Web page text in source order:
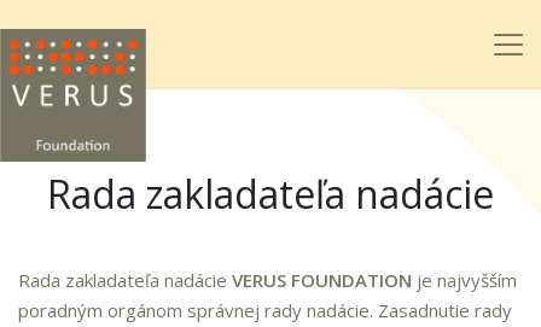
Rada zakladateľa nadácie
Rada zakladateľa nadácie VERUS FOUNDATION je najvyšším
poradným orgánom správnej rady nadácie. Zasadnutie rady